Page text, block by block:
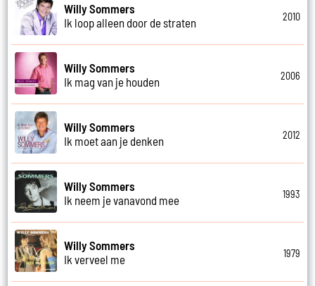
Willy Sommers
Ik loop alleen door de straten
2010
Willy Sommers
Ik mag van je houden
2006
Willy Sommers
Ik moet aan je denken
2012
Willy Sommers
Ik neem je vanavond mee
1993
Willy Sommers
Ik verveel me
1979